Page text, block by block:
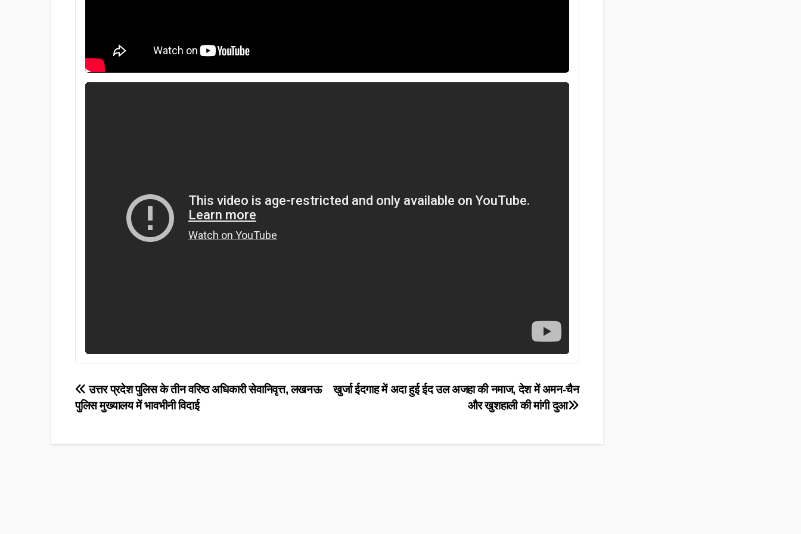
Post
navigation
खुर्जा ईदगाह में अदा हुई ईद उल अजहा की नमाज, देश में अमन-चैन
और खुशहाली की मांगी दुआ
उत्तर प्रदेश पुलिस के तीन वरिष्ठ अधिकारी सेवानिवृत्त, लखनऊ
पुलिस मुख्यालय में भावभीनी विदाई